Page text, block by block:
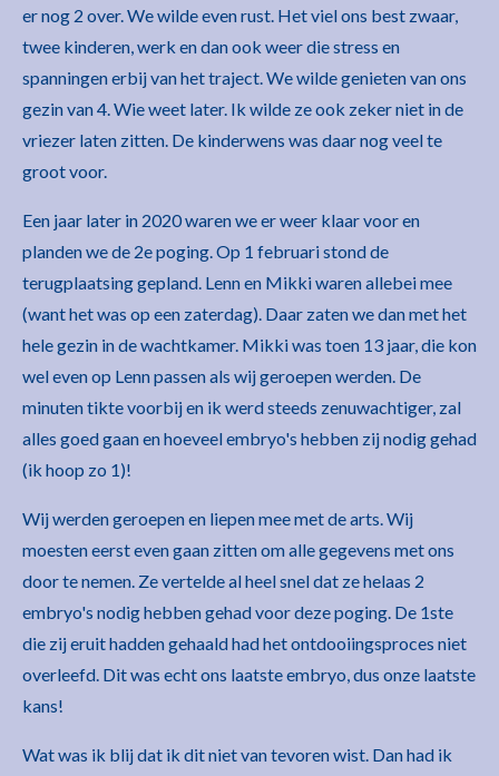
er nog 2 over. We wilde even rust. Het viel ons best zwaar,
twee kinderen, werk en dan ook weer die stress en
spanningen erbij van het traject. We wilde genieten van ons
gezin van 4. Wie weet later. Ik wilde ze ook zeker niet in de
vriezer laten zitten. De kinderwens was daar nog veel te
groot voor.
Een jaar later in 2020 waren we er weer klaar voor en
planden we de 2e poging. Op 1 februari stond de
terugplaatsing gepland. Lenn en Mikki waren allebei mee
(want het was op een zaterdag). Daar zaten we dan met het
hele gezin in de wachtkamer. Mikki was toen 13 jaar, die kon
wel even op Lenn passen als wij geroepen werden. De
minuten tikte voorbij en ik werd steeds zenuwachtiger, zal
alles goed gaan en hoeveel embryo's hebben zij nodig gehad
(ik hoop zo 1)!
Wij werden geroepen en liepen mee met de arts. Wij
moesten eerst even gaan zitten om alle gegevens met ons
door te nemen. Ze vertelde al heel snel dat ze helaas 2
embryo's nodig hebben gehad voor deze poging. De 1ste
die zij eruit hadden gehaald had het ontdooiingsproces niet
overleefd. Dit was echt ons laatste embryo, dus onze laatste
kans!
Wat was ik blij dat ik dit niet van tevoren wist. Dan had ik